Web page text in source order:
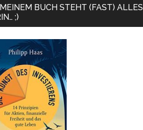
BUCH STEHT (FAST) ALLES
;)